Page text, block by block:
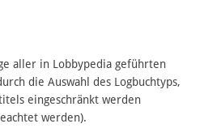
aller in Lobbypedia geführten
die Auswahl des Logbuchtyps,
eingeschränkt werden
werden).